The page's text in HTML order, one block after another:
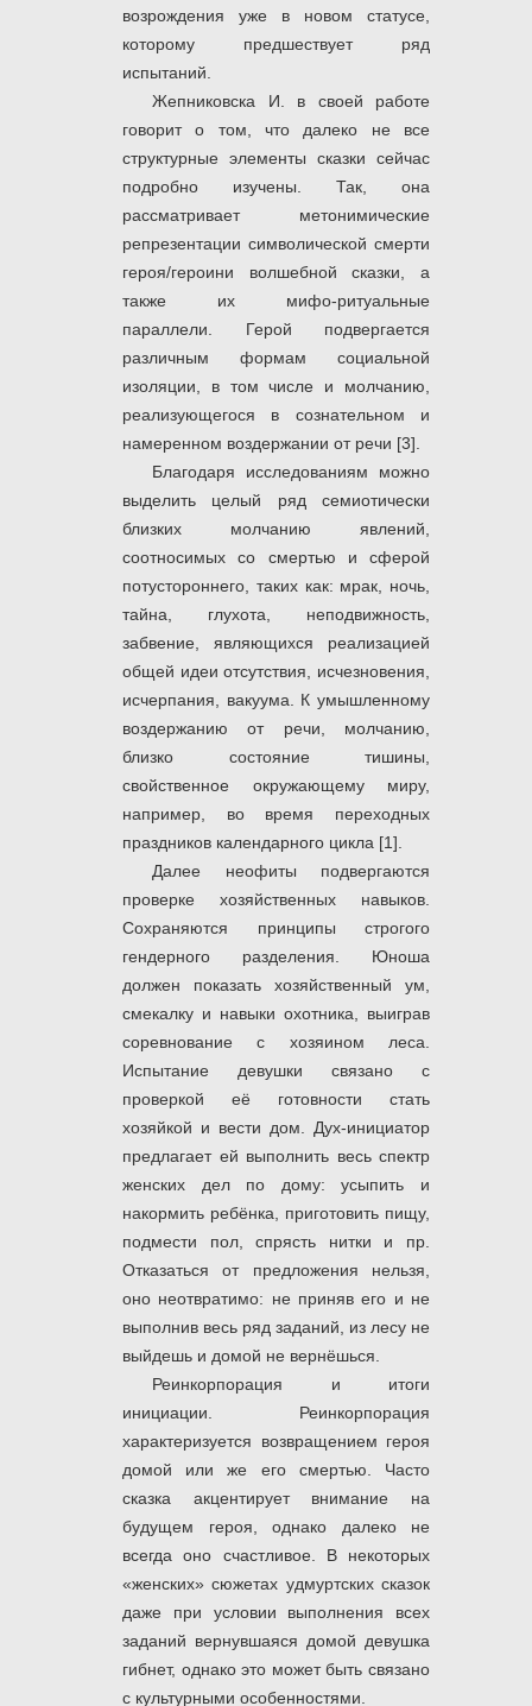
возрождения уже в новом статусе,
которому предшествует ряд
испытаний.
Жепниковска И. в своей работе
говорит о том, что далеко не все
структурные элементы сказки сейчас
подробно изучены. Так, она
рассматривает метонимические
репрезентации символической смерти
героя/героини волшебной сказки, а
также их мифо-ритуальные
параллели. Герой подвергается
различным формам социальной
изоляции, в том числе и молчанию,
реализующегося в сознательном и
намеренном воздержании от речи [3].
Благодаря исследованиям можно
выделить целый ряд семиотически
близких молчанию явлений,
соотносимых со смертью и сферой
потустороннего, таких как: мрак, ночь,
тайна, глухота, неподвижность,
забвение, являющихся реализацией
общей идеи отсутствия, исчезновения,
исчерпания, вакуума. К умышленному
воздержанию от речи, молчанию,
близко состояние тишины,
свойственное окружающему миру,
например, во время переходных
праздников календарного цикла [1].
Далее неофиты подвергаются
проверке хозяйственных навыков.
Сохраняются принципы строгого
гендерного разделения. Юноша
должен показать хозяйственный ум,
смекалку и навыки охотника, выиграв
соревнование с хозяином леса.
Испытание девушки связано с
проверкой её готовности стать
хозяйкой и вести дом. Дух-инициатор
предлагает ей выполнить весь спектр
женских дел по дому: усыпить и
накормить ребёнка, приготовить пищу,
подмести пол, спрясть нитки и пр.
Отказаться от предложения нельзя,
оно неотвратимо: не приняв его и не
выполнив весь ряд заданий, из лесу не
выйдешь и домой не вернёшься.
Реинкорпорация и итоги
инициации. Реинкорпорация
характеризуется возвращением героя
домой или же его смертью. Часто
сказка акцентирует внимание на
будущем героя, однако далеко не
всегда оно счастливое. В некоторых
«женских» сюжетах удмуртских сказок
даже при условии выполнения всех
заданий вернувшаяся домой девушка
гибнет, однако это может быть связано
с культурными особенностями.